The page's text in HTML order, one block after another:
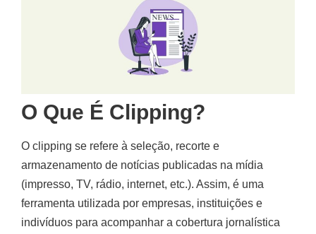
O Que É Clipping?
O clipping se refere à seleção, recorte e
armazenamento de notícias publicadas na mídia
(impresso, TV, rádio, internet, etc.). Assim, é uma
ferramenta utilizada por empresas, instituições e
indivíduos para acompanhar a cobertura jornalística